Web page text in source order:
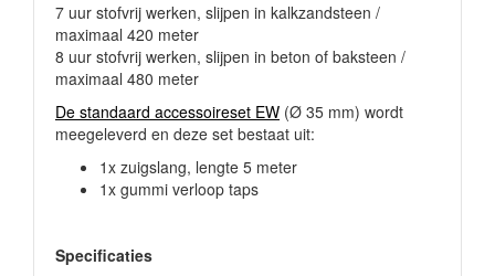
7 uur stofvrij werken, slijpen in kalkzandsteen /
maximaal 420 meter
8 uur stofvrij werken, slijpen in beton of baksteen /
maximaal 480 meter
De standaard accessoireset EW (Ø 35 mm) wordt
meegeleverd en deze set bestaat uit:
1x zuigslang, lengte 5 meter
1x gummi verloop taps
Specificaties